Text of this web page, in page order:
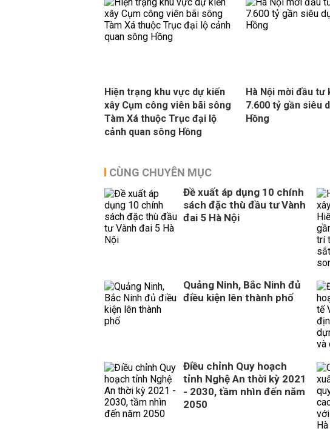
Hiện trạng khu vực dự kiến
xây Cụm công viên bãi sông
Tàm Xá thuộc Trục đại lộ
cảnh quan sông Hồng
Hà Nội mời đầu tư
7.600 tỷ gần siêu
Hồng
CÙNG CHUYÊN MỤC
Đề xuất áp dụng 10 chính
sách đặc thù đầu tư Vành
đai 5 Hà Nội
Quảng Ninh, Bắc Ninh đủ
điều kiện lên thành phố
Điều chỉnh Quy hoạch
tỉnh Nghệ An thời kỳ 2021
- 2030, tầm nhìn đến năm
2050